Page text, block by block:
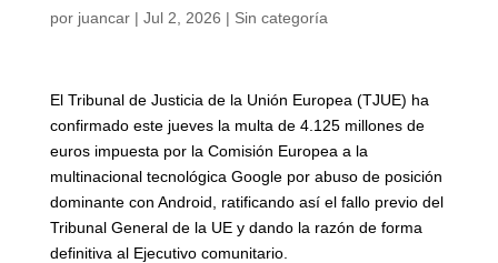
por juancar| Jul 2, 2026 | Sin categoría
El Tribunal de Justicia de la Unión Europea (TJUE) ha
confirmado este jueves la multa de 4.125 millones de
euros impuesta por la Comisión Europea a la
multinacional tecnológica Google por abuso de posición
dominante con Android, ratificando así el fallo previo del
Tribunal General de la UE y dando la razón de forma
definitiva al Ejecutivo comunitario.